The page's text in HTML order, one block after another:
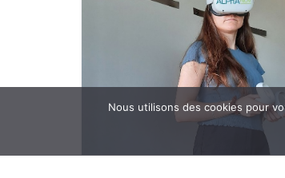
Nous utilisons des cookies pour